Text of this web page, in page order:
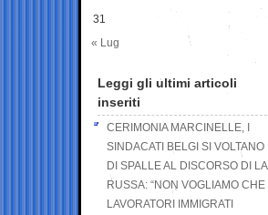
31
« Lug
Leggi gli ultimi articoli
inseriti
CERIMONIA MARCINELLE, I
SINDACATI BELGI SI VOLTANO
DI SPALLE AL DISCORSO DI LA
RUSSA: “NON VOGLIAMO CHE
LAVORATORI IMMIGRATI